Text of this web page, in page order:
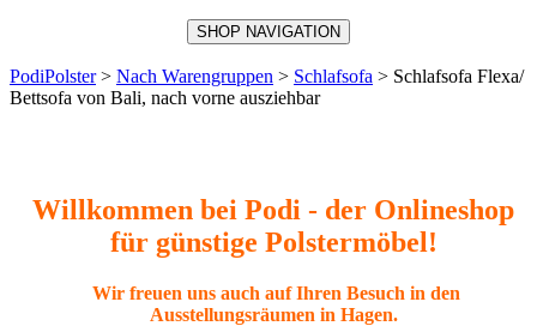
SHOP NAVIGATION
PodiPolster> Nach Warengruppen > Schlafsofa > Schlafsofa Flexa/
Bettsofa von Bali, nach vorne ausziehbar
Willkommen bei Podi - der Onlineshop
für günstige Polstermöbel!
Wir freuen uns auch auf Ihren Besuch in den
Ausstellungsräumen in Hagen.